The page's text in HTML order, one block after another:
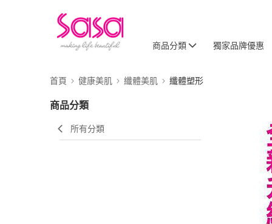
商品分類 獨家品牌優惠
首頁 健康美肌 纖體美肌 纖體塑形
商品分類
所有分類